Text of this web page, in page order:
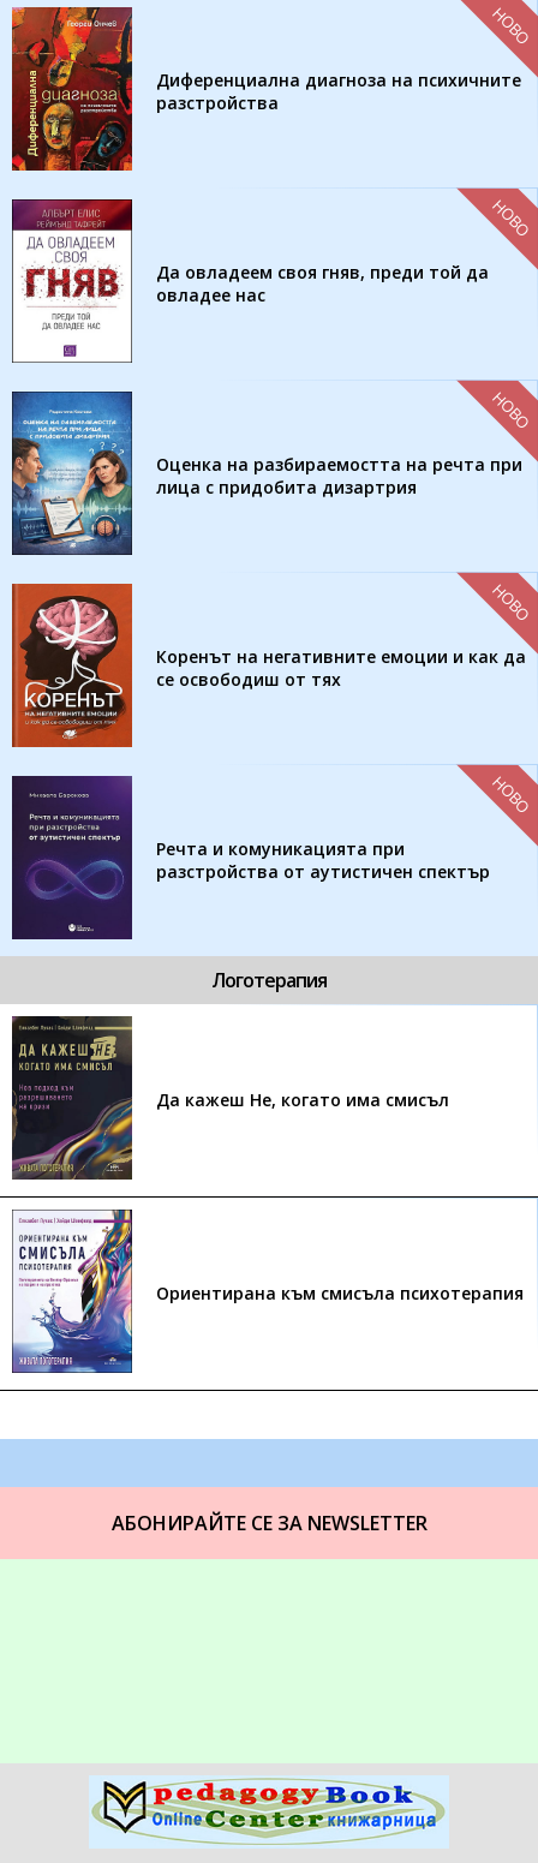
Диференциална диагноза на психичните
разстройства
НОВО
Да овладеем своя гняв, преди той да
овладее нас
НОВО
Оценка на разбираемостта на речта при
лица с придобита дизартрия
НОВО
Коренът на негативните емоции и как да
се освободиш от тях
НОВО
Речта и комуникацията при
разстройства от аутистичен спектър
НОВО
Логотерапия
Да кажеш Не, когато има смисъл
Ориентирана към смисъла психотерапия
АБОНИРАЙТЕ СЕ ЗА NEWSLETTER